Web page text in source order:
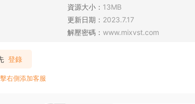
資源大小： 13MB
更新日期： 2023.7.17
解壓密碼： www.mixvst.com
登錄
右側添加客服